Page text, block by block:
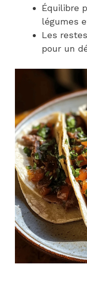
Équilibre
légumes
Les
pour un